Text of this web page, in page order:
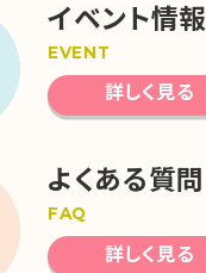
イベント情報
EVENT
詳しく見る
よくある質問
FAQ
詳しく見る